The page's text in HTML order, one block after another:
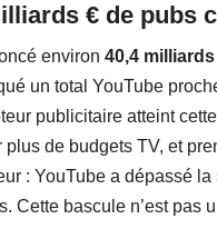
€ de pubs
environ 40,4 milliards
un total YouTube
publicitaire atteint
de budgets TV, et
: YouTube a dépassé
bascule n’est pas